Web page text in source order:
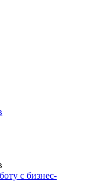
с бизнес-